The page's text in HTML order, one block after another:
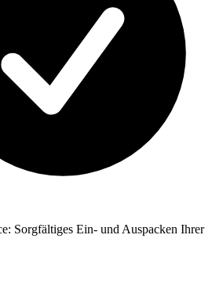
Sorgfältiges Ein- und Auspacken Ihrer